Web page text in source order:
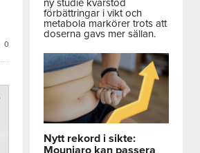
0
ny studie kvarstod
förbättringar i vikt och
metabola markörer trots att
doserna gavs mer sällan.
Nytt rekord i sikte:
Mounjaro kan passera